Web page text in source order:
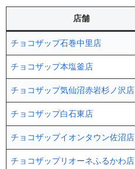
店舗
チョコザップ石巻中里店
チョコザップ本塩釜店
チョコザップ気仙沼赤岩杉ノ沢店
チョコザップ白石東店
チョコザップイオンタウン佐沼店
チョコザップリオーネふるかわ店